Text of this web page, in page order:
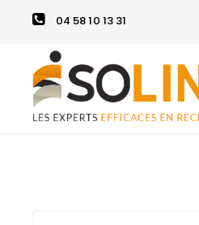
04 58 10 13 31